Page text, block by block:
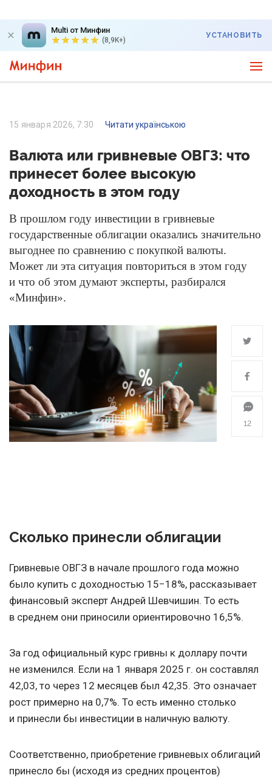
Multi от Минфин
(8,9K+)
УСТАНОВИТЬ
15 января 2026, 7:30 Читати українською
Валюта или гривневые ОВГЗ: что
принесет более высокую
доходность в этом году
В прошлом году инвестиции в гривневые
государственные облигации оказались значительно
выгоднее по сравнению с покупкой валюты.
Может ли эта ситуация повториться в этом году
и что об этом думают эксперты, разбирался
«Минфин».
12
Сколько принесли облигации
Гривневые ОВГЗ в начале прошлого года можно
было купить с доходностью 15−18%, рассказывает
финансовый эксперт Андрей Шевчишин. То есть
в среднем они приносили ориентировочно 16,5%.
За год официальный курс гривны к доллару почти
не изменился. Если на 1 января 2025 г. он составлял
42,03, то через 12 месяцев был 42,35. Это означает
рост примерно на 0,7%. То есть именно столько
и принесли бы инвестиции в наличную валюту.
Соответственно, приобретение гривневых облигаций
принесло бы (исходя из средних процентов)